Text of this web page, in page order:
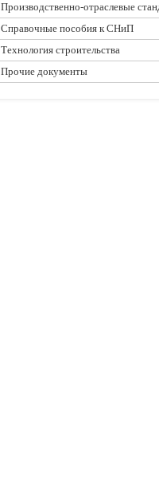
Производственно-отраслевые
Справочные пособия к СНиП
Технология строительства
Прочие документы